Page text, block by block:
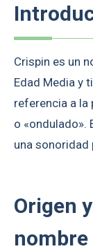
Crispin es un
Edad Media y
referencia a la
o «ondulado».
una sonoridad
Origen